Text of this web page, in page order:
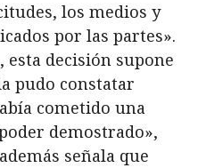
los medios y
por las partes».
esta decisión supone
pudo constatar
cometido una
demostrado»,
señala que